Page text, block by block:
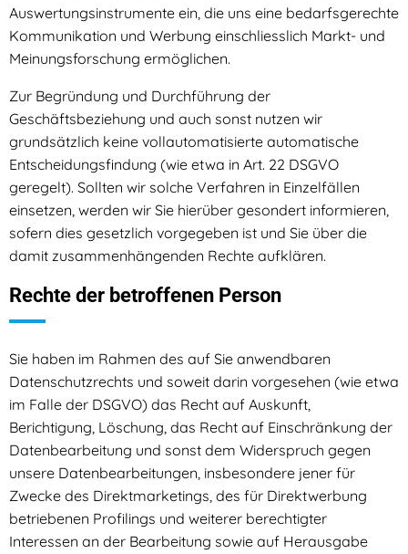
Auswertungsinstrumente ein, die uns eine bedarfsgerechte
Kommunikation und Werbung einschliesslich Markt- und
Meinungsforschung ermöglichen.
Zur Begründung und Durchführung der
Geschäftsbeziehung und auch sonst nutzen wir
grundsätzlich keine vollautomatisierte automatische
Entscheidungsfindung (wie etwa in Art. 22 DSGVO
geregelt). Sollten wir solche Verfahren in Einzelfällen
einsetzen, werden wir Sie hierüber gesondert informieren,
sofern dies gesetzlich vorgegeben ist und Sie über die
damit zusammenhängenden Rechte aufklären.
Rechte der betroffenen Person
Sie haben im Rahmen des auf Sie anwendbaren
Datenschutzrechts und soweit darin vorgesehen (wie etwa
im Falle der DSGVO) das Recht auf Auskunft,
Berichtigung, Löschung, das Recht auf Einschränkung der
Datenbearbeitung und sonst dem Widerspruch gegen
unsere Datenbearbeitungen, insbesondere jener für
Zwecke des Direktmarketings, des für Direktwerbung
betriebenen Profilings und weiterer berechtigter
Interessen an der Bearbeitung sowie auf Herausgabe